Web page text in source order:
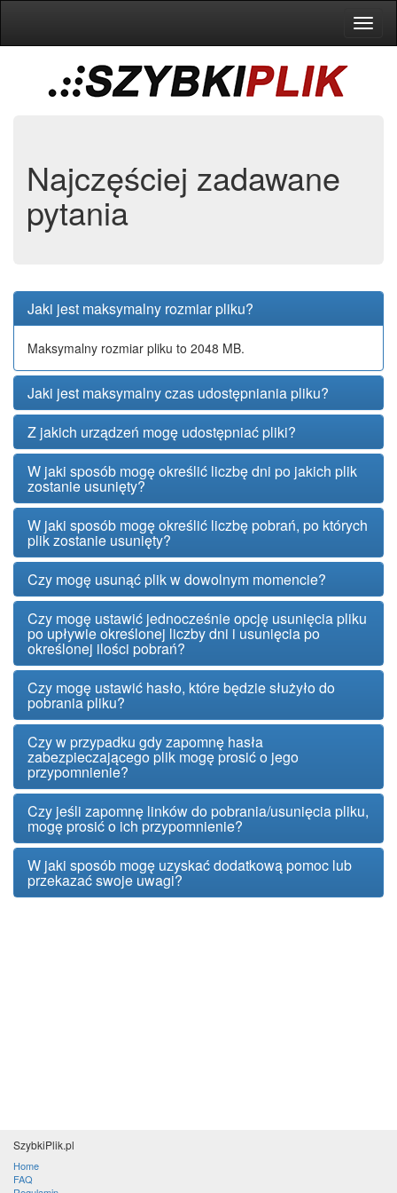
Najczęściej zadawane
pytania
Jaki jest maksymalny rozmiar pliku?
Maksymalny rozmiar pliku to 2048 MB.
Jaki jest maksymalny czas udostępniania pliku?
Z jakich urządzeń mogę udostępniać pliki?
W jaki sposób mogę określić liczbę dni po jakich plik
zostanie usunięty?
W jaki sposób mogę określić liczbę pobrań, po których
plik zostanie usunięty?
Czy mogę usunąć plik w dowolnym momencie?
Czy mogę ustawić jednocześnie opcję usunięcia pliku
po upływie określonej liczby dni i usunięcia po
określonej ilości pobrań?
Czy mogę ustawić hasło, które będzie służyło do
pobrania pliku?
Czy w przypadku gdy zapomnę hasła
zabezpieczającego plik mogę prosić o jego
przypomnienie?
Czy jeśli zapomnę linków do pobrania/usunięcia pliku,
mogę prosić o ich przypomnienie?
W jaki sposób mogę uzyskać dodatkową pomoc lub
przekazać swoje uwagi?
SzybkiPlik.pl
Home
FAQ